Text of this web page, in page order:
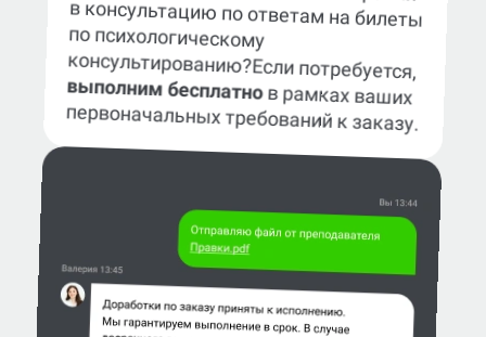
консультированию?Если потребуется,
выполним бесплатнов рамках ваших
первоначальных требований к заказу.